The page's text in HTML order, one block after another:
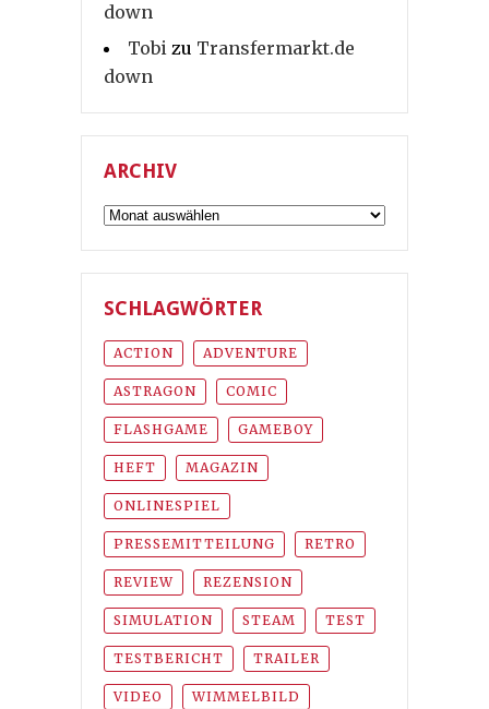
down
Tobi zu Transfermarkt.de
down
ARCHIV
Archiv
SCHLAGWÖRTER
ACTION ADVENTURE
ASTRAGON COMIC
FLASHGAME GAMEBOY
HEFT MAGAZIN
ONLINESPIEL
PRESSEMITTEILUNG RETRO
REVIEW REZENSION
SIMULATION STEAM TEST
TESTBERICHT TRAILER
VIDEO WIMMELBILD